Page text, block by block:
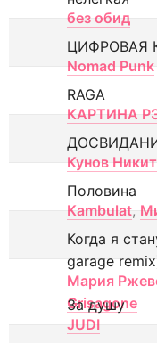
без обид
ЦИФРОВАЯ
Nomad Punk
RAGA
КАРТИНА
Кунов
Половина
Kambulat,
Когда я
garage
Мария
Grisagone
За душу
JUDI